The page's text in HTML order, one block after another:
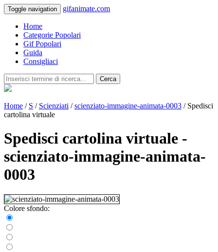
Toggle navigation gifanimate.com
Home
Categorie Popolari
Gif Popolari
Guida
Consigliaci
Cerca
Home / S / Scienziati /scienziato-immagine-animata-0003 / Spedisci
cartolina virtuale
Spedisci cartolina virtuale -
scienziato-immagine-animata-
0003
Colore sfondo: